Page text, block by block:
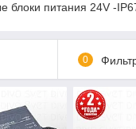
блоки питания 24V -
0